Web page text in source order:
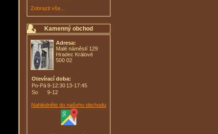
Zobrazit vše...
Kamenný obchod
Adresa:
Malé náměstí 129
Hradec Králové
500 02
Otevírací doba:
Po-Pá9-12:30 13-17:45
So
9-12
Nahlédněte do našeho obchodu